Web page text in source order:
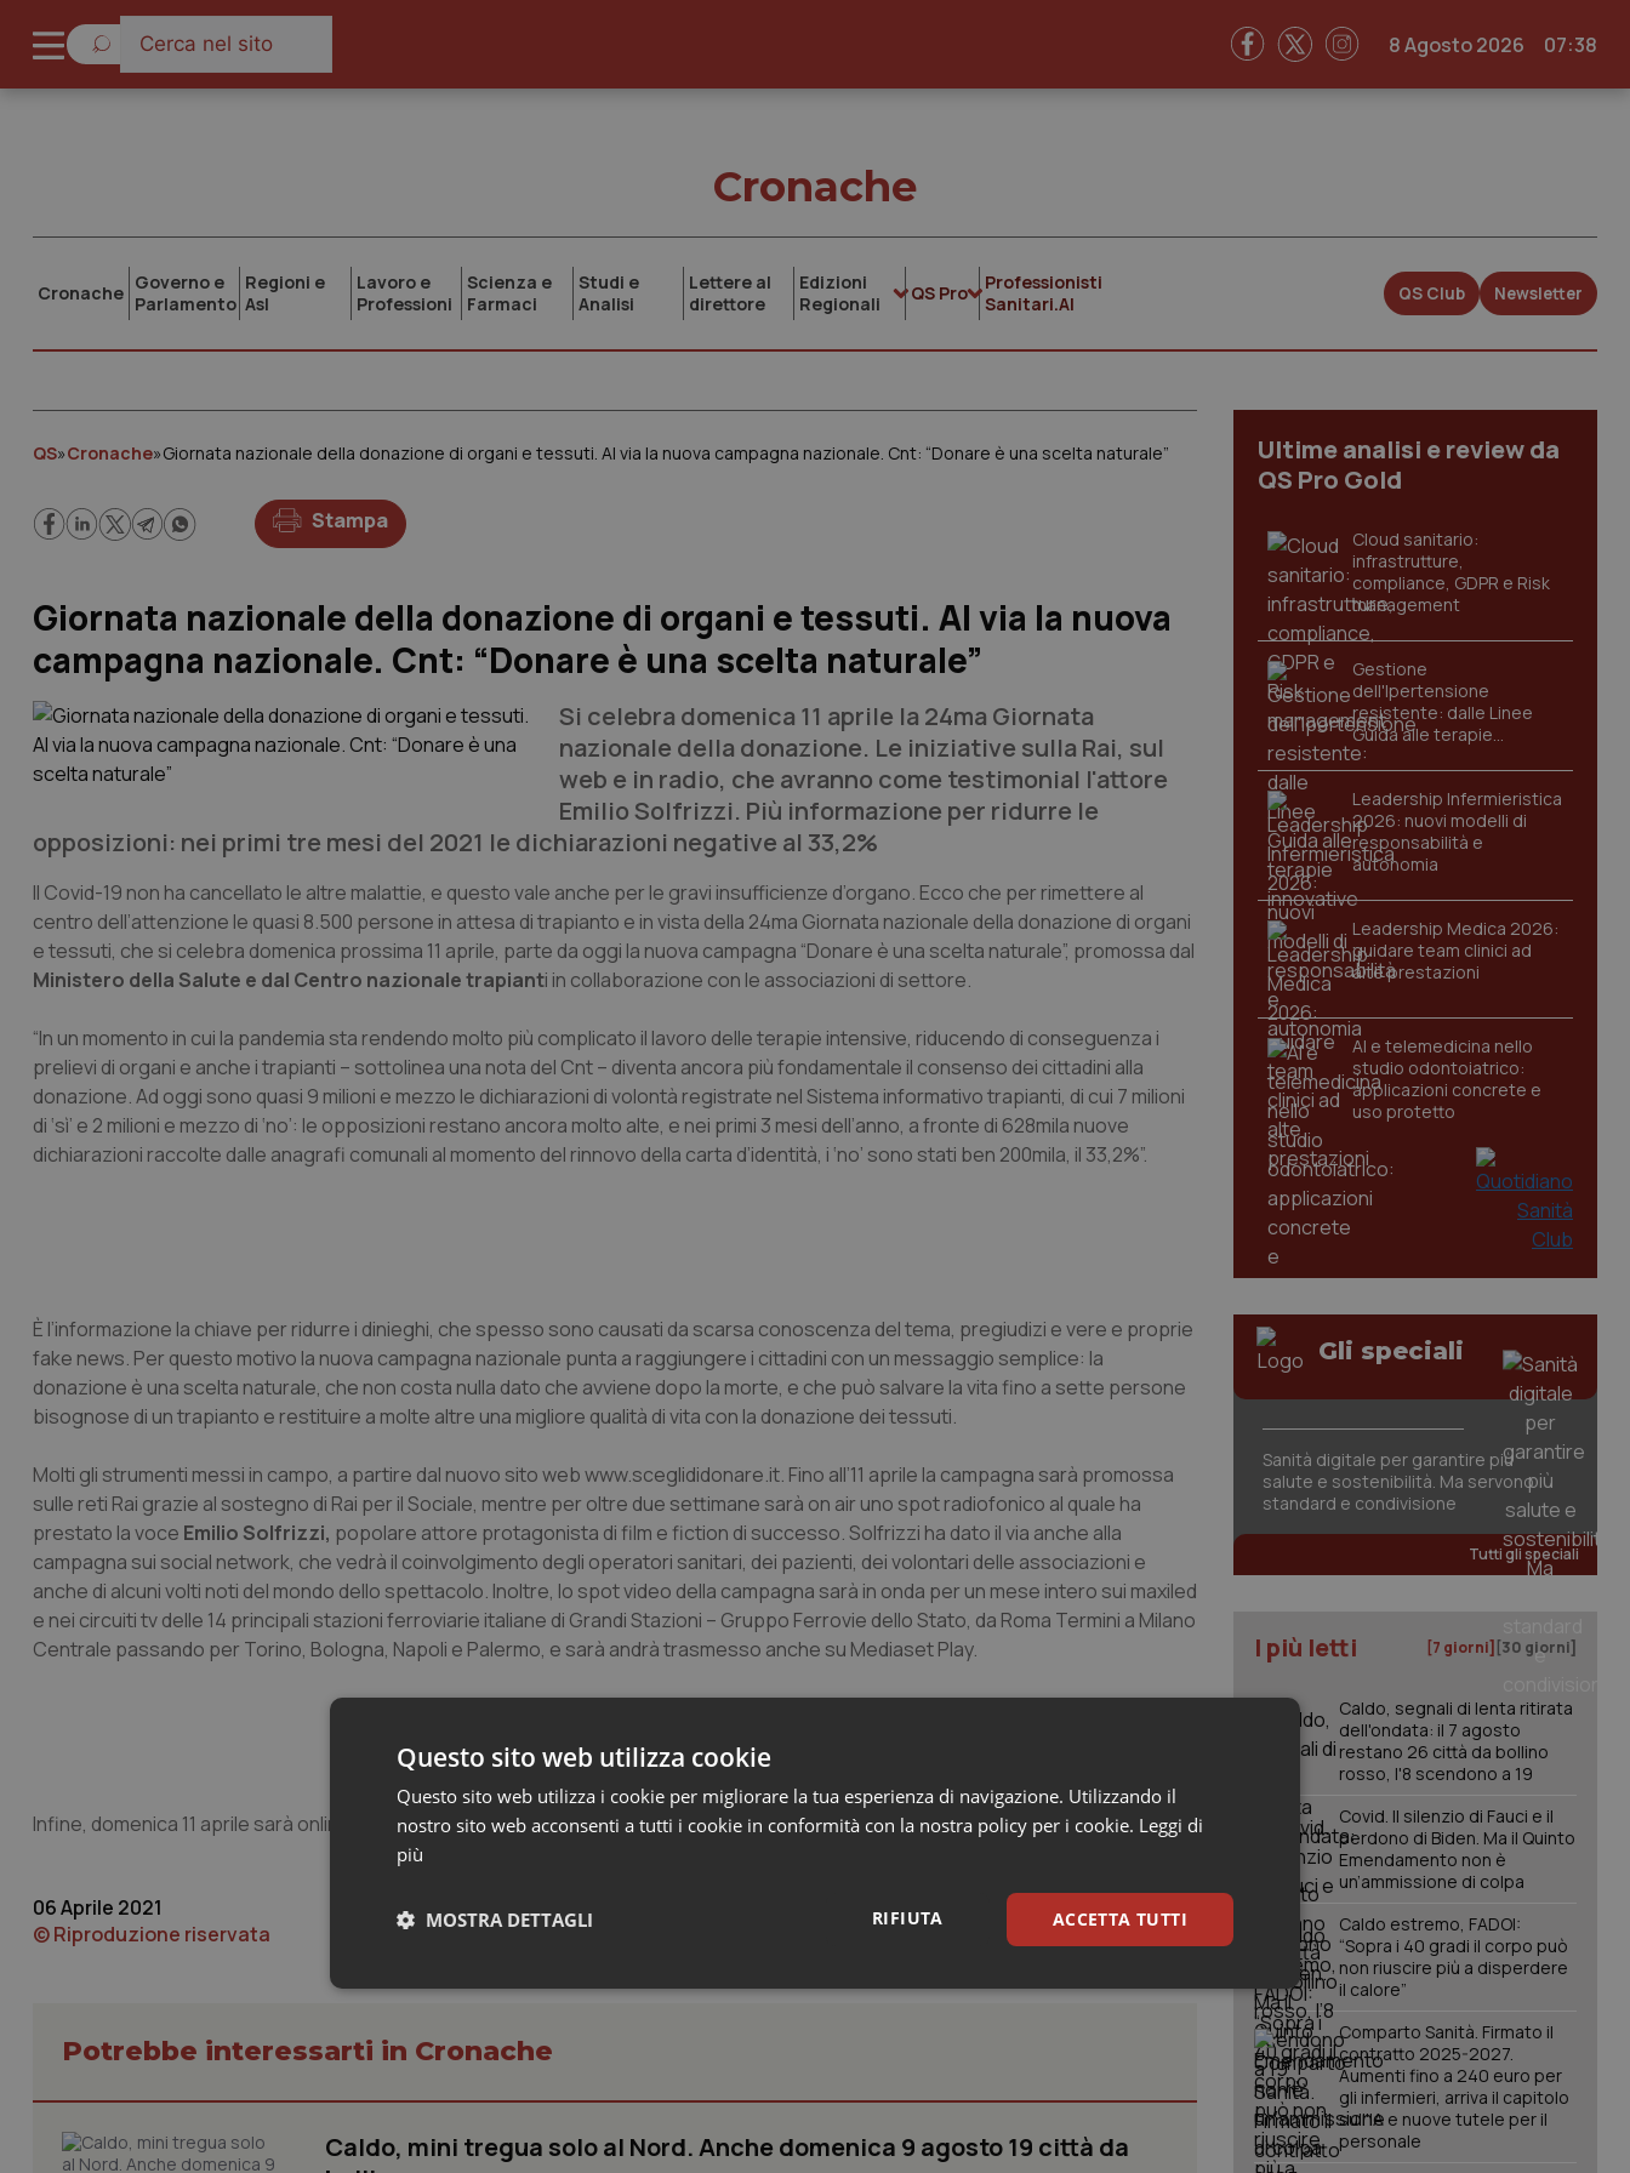
8 Agosto 2026 07:38
Cronache
Cronache Governo e
Parlamento
Regioni e
Asl
Lavoro e
Professioni
Scienza e
Farmaci
Studi e
Analisi
Lettere al
direttore
Edizioni
Regionali
QS Pro
Professionisti
Sanitari.AI
QS Club Newsletter
QS»Cronache»Giornata nazionale della donazione di organi e tessuti. Al via la nuova campagna nazionale. Cnt: “Donare è una scelta naturale”
Stampa
Giornata nazionale della donazione di organi e tessuti. Al via la nuova
campagna nazionale. Cnt: “Donare è una scelta naturale”
Si celebra domenica 11 aprile la 24ma Giornata
nazionale della donazione. Le iniziative sulla Rai, sul
web e in radio, che avranno come testimonial l'attore
Emilio Solfrizzi. Più informazione per ridurre le
opposizioni: nei primi tre mesi del 2021 le dichiarazioni negative al 33,2%
Il Covid-19 non ha cancellato le altre malattie, e questo vale anche per le gravi insufficienze d’organo. Ecco che per rimettere al
centro dell’attenzione le quasi 8.500 persone in attesa di trapianto e in vista della 24ma Giornata nazionale della donazione di organi
e tessuti, che si celebra domenica prossima 11 aprile, parte da oggi la nuova campagna “Donare è una scelta naturale”, promossa dal
Ministero della Salute e dal Centro nazionale trapianti in collaborazione con le associazioni di settore.
“In un momento in cui la pandemia sta rendendo molto più complicato il lavoro delle terapie intensive, riducendo di conseguenza i
prelievi di organi e anche i trapianti – sottolinea una nota del Cnt – diventa ancora più fondamentale il consenso dei cittadini alla
donazione. Ad oggi sono quasi 9 milioni e mezzo le dichiarazioni di volontà registrate nel Sistema informativo trapianti, di cui 7 milioni
di ‘sì’ e 2 milioni e mezzo di ‘no’: le opposizioni restano ancora molto alte, e nei primi 3 mesi dell’anno, a fronte di 628mila nuove
dichiarazioni raccolte dalle anagrafi comunali al momento del rinnovo della carta d’identità, i ‘no’ sono stati ben 200mila, il 33,2%”.
È l’informazione la chiave per ridurre i dinieghi, che spesso sono causati da scarsa conoscenza del tema, pregiudizi e vere e proprie
fake news. Per questo motivo la nuova campagna nazionale punta a raggiungere i cittadini con un messaggio semplice: la
donazione è una scelta naturale, che non costa nulla dato che avviene dopo la morte, e che può salvare la vita fino a sette persone
bisognose di un trapianto e restituire a molte altre una migliore qualità di vita con la donazione dei tessuti.
Molti gli strumenti messi in campo, a partire dal nuovo sito web www.sceglididonare.it. Fino all’11 aprile la campagna sarà promossa
sulle reti Rai grazie al sostegno di Rai per il Sociale, mentre per oltre due settimane sarà on air uno spot radiofonico al quale ha
prestato la voce Emilio Solfrizzi, popolare attore protagonista di film e fiction di successo. Solfrizzi ha dato il via anche alla
campagna sui social network, che vedrà il coinvolgimento degli operatori sanitari, dei pazienti, dei volontari delle associazioni e
anche di alcuni volti noti del mondo dello spettacolo. Inoltre, lo spot video della campagna sarà in onda per un mese intero sui maxiled
e nei circuiti tv delle 14 principali stazioni ferroviarie italiane di Grandi Stazioni – Gruppo Ferrovie dello Stato, da Roma Termini a Milano
Centrale passando per Torino, Bologna, Napoli e Palermo, e sarà andrà trasmesso anche su Mediaset Play.
Infine, domenica 11 aprile sarà online un altro video realizzato da Fanpage insieme al Centro nazionale trapianti.
06 Aprile 2021
© Riproduzione riservata
Potrebbe interessarti in Cronache
Caldo, mini tregua solo al Nord. Anche domenica 9 agosto 19 città da
Ultime analisi e review da
QS Pro Gold
Cloud sanitario:
infrastrutture,
compliance, GDPR e Risk
management
Gestione
dell'Ipertensione
resistente: dalle Linee
Guida alle terapie
innovative
Leadership Infermieristica
2026: nuovi modelli di
responsabilità e
autonomia
Leadership Medica 2026:
guidare team clinici ad
alte prestazioni
AI e telemedicina nello
studio odontoiatrico:
applicazioni concrete e
uso protetto
Gli speciali
Sanità digitale per garantire più
salute e sostenibilità. Ma servono
standard e condivisione
Tutti gli speciali
I più letti [7 giorni] [30 giorni]
Caldo, segnali di lenta ritirata
dell'ondata: il 7 agosto
restano 26 città da bollino
rosso, l'8 scendono a 19
Covid. Il silenzio di Fauci e il
perdono di Biden. Ma il Quinto
Emendamento non è
un’ammissione di colpa
Caldo estremo, FADOI:
“Sopra i 40 gradi il corpo può
non riuscire più a disperdere
il calore”
Comparto Sanità. Firmato il
contratto 2025-2027.
Aumenti fino a 240 euro per
gli infermieri, arriva il capitolo
sull'IA e nuove tutele per il
personale
Questo sito web utilizza cookie
Questo sito web utilizza i cookie per migliorare la tua esperienza di navigazione. Utilizzando il
nostro sito web acconsenti a tutti i cookie in conformità con la nostra policy per i cookie. Leggi di
più
ACCETTA TUTTI
RIFIUTA
MOSTRA DETTAGLI
Necessari Statistici Marketing